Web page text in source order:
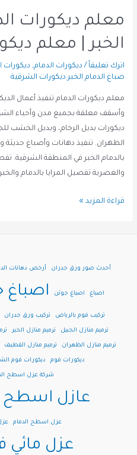
معلم ديكورات
الخبر | معلم
اترك تعليقاً / ديكورات الدمام, ديكورات
صباغ الدمام الخبر ديكورات الشرقية
معلم ديكورات الدمام تنفيذ أعمال
وأسقف معلقة بجميع مدن وأحياء
ديكورات بديل الرخام، وبديل الخشب
الظهران. تنفيذ دهانات وأصباغ حديثة
بالدمام الخبر في المنطقة الشرقية.
والعصرية تفصيل المرايا بالدمام
معلم
الظهران
قراءة المزيد »
أحدث صور ورق جدران أرخص دهانات
اصباغ اصباغ جوتن اصباغ
تركيب فوم بالرياض تركيب ورق جدران
ترميم منازل الجبيل ترميم منازل الخبر
ترميم منازل الظهران ترميم منازل القطيف
ديكورات فوم ديكورات فوم
شركة عزل اسطح
عازل اسطح
عزل اسطح الدمام
عزل مائي